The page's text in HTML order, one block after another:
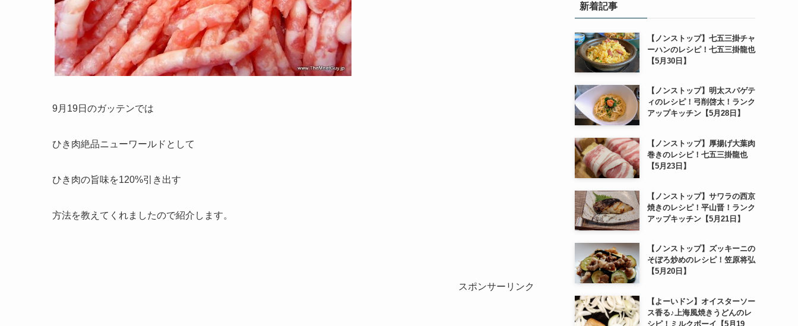
9月19日のガッテンでは
ひき肉絶品ニューワールドとして
ひき肉の旨味を120%引き出す
方法を教えてくれましたので紹介します。
スポンサーリンク
新着記事
【ノンストップ】七五三掛チャ
ーハンのレシピ！七五三掛龍也
【5月30日】
【ノンストップ】明太スパゲテ
ィのレシピ！弓削啓太！ランク
アップキッチン【5月28日】
【ノンストップ】厚揚げ大葉肉
巻きのレシピ！七五三掛龍也
【5月23日】
【ノンストップ】サワラの西京
焼きのレシピ！平山晋！ランク
アップキッチン【5月21日】
【ノンストップ】ズッキーニの
そぼろ炒めのレシピ！笠原将弘
【5月20日】
【よーいドン】オイスターソー
ス香る♪上海風焼きうどんのレ
シピ！ミルクボーイ【5月19